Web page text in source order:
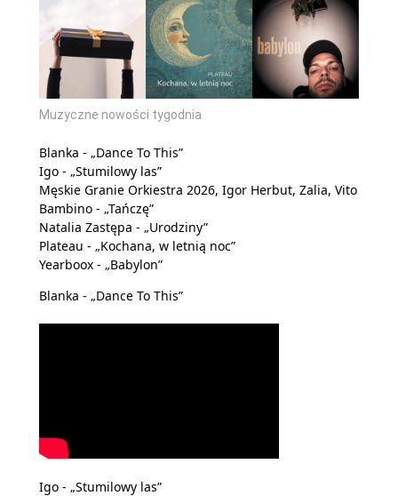
Muzyczne nowości tygodnia
Blanka - „Dance To This”
Igo - „Stumilowy las”
Męskie Granie Orkiestra 2026, Igor Herbut, Zalia, Vito
Bambino - „Tańczę”
Natalia Zastępa - „Urodziny”
Plateau - „Kochana, w letnią noc”
Yearboox - „Babylon”
Blanka - „Dance To This”
Igo - „Stumilowy las”